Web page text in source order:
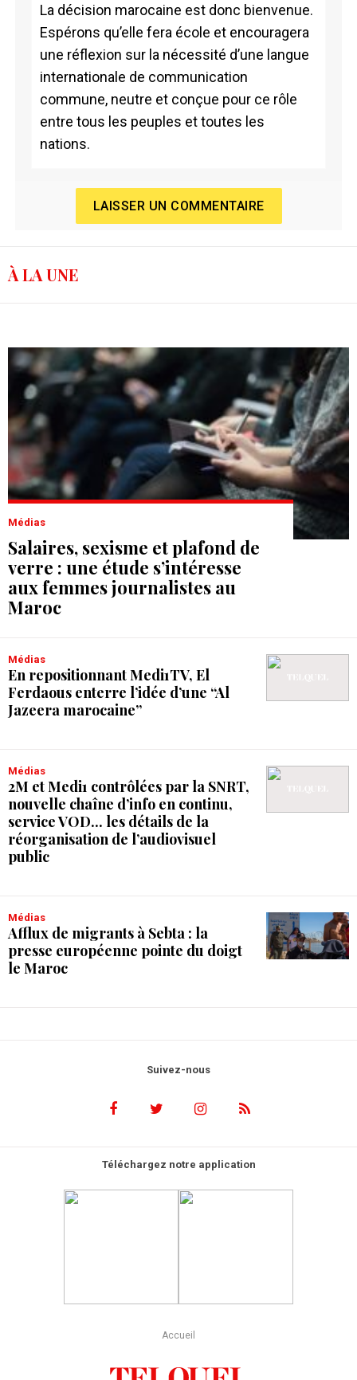
La décision marocaine est donc bienvenue.
Espérons qu’elle fera école et encouragera
une réflexion sur la nécessité d’une langue
internationale de communication
commune, neutre et conçue pour ce rôle
entre tous les peuples et toutes les
nations.
LAISSER UN COMMENTAIRE
À LA UNE
Médias
Salaires, sexisme et plafond de
verre : une étude s’intéresse
aux femmes journalistes au
Maroc
Médias
En repositionnant Medi1TV, El
Ferdaous enterre l’idée d’une “Al
Jazeera marocaine”
Médias
2M et Medi1 contrôlées par la SNRT,
nouvelle chaîne d’info en continu,
service VOD... les détails de la
réorganisation de l’audiovisuel
public
Médias
Afflux de migrants à Sebta : la
presse européenne pointe du doigt
le Maroc
Suivez-nous
Téléchargez notre application
Accueil